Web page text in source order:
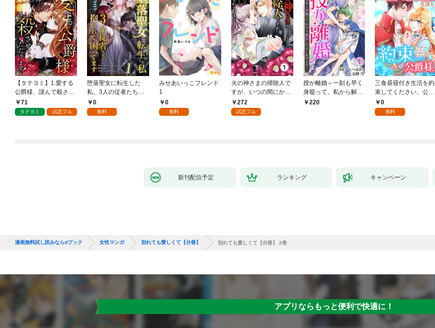
【タテヨミ】1.愛する
公爵様、謹んで殺させ
ていただきます！
71
タテヨミ 試読フル
堕落聖女に転生した
私、3人の従者たちに
抱かれて困ってます 第
1話
0
無料
みせあいっこフレンド
1
0
無料
火の神さまの掃除人で
すが、いつの間にか花
嫁として溺愛されてい
ます【単話】（１）
272
試読フル
授か離婚～一刻も早く
身籠って、私から解放
してさしあげます！1
220
三食昼寝付き生活を約
束してください、公爵
様 1話
0
無料
新刊配信予定 ランキング キャンペーン
漫画無料試し読みならdブック 女性マンガ 別れても愛しくて【分冊】 別れても愛しくて【分冊】 2巻
アプリならもっと便利で快適に！